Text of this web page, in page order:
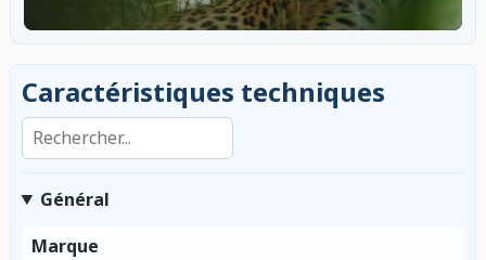
Caractéristiques techniques
Rechercher dans les caractéristiques
Général
Marque